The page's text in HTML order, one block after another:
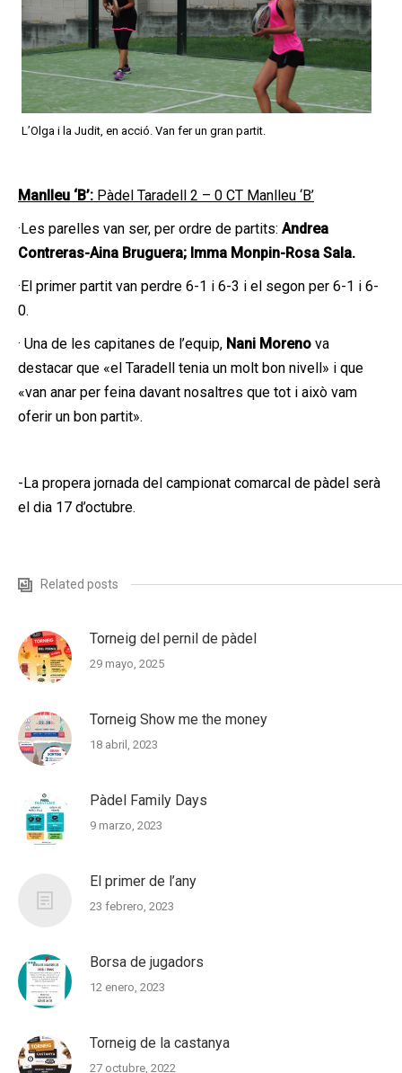
L’Olga i la Judit, en acció. Van fer un gran partit.
Manlleu ‘B’: Pàdel Taradell 2 – 0 CT Manlleu ‘B’
·Les parelles van ser, per ordre de partits: Andrea
Contreras-Aina Bruguera; Imma Monpin-Rosa Sala.
·El primer partit van perdre 6-1 i 6-3 i el segon per 6-1 i 6-
0.
· Una de les capitanes de l’equip, Nani Moreno va
destacar que «el Taradell tenia un molt bon nivell» i que
«van anar per feina davant nosaltres que tot i això vam
oferir un bon partit».
-La propera jornada del campionat comarcal de pàdel serà
el dia 17 d’octubre.
Related posts
Torneig del pernil de pàdel
29 mayo, 2025
Torneig Show me the money
18 abril, 2023
Pàdel Family Days
9 marzo, 2023
El primer de l’any
23 febrero, 2023
Borsa de jugadors
12 enero, 2023
Torneig de la castanya
27 octubre, 2022